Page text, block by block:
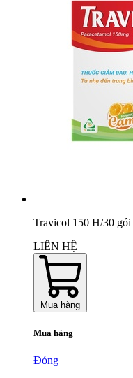
Travicol 150 H/30 gói
LIÊN HỆ
Mua hàng
Mua hàng
Đóng